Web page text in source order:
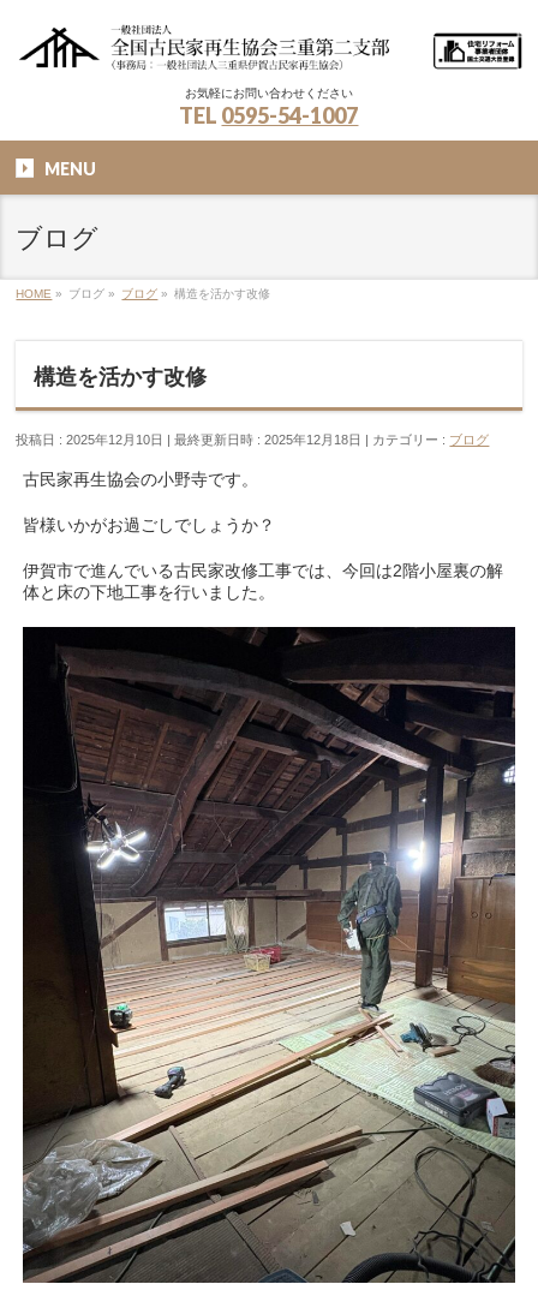
お気軽にお問い合わせください
TEL 0595-54-1007
MENU
ブログ
HOME » ブログ » ブログ » 構造を活かす改修
構造を活かす改修
投稿日 : 2025年12月10日 最終更新日時 : 2025年12月18日 カテゴリー : ブログ
古民家再生協会の小野寺です。
皆様いかがお過ごしでしょうか？
伊賀市で進んでいる古民家改修工事では、今回は2階小屋裏の解
体と床の下地工事を行いました。